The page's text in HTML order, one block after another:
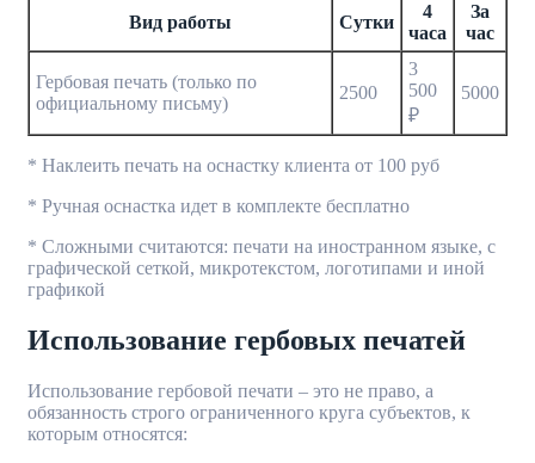
Вид работы Сутки
4
часа
За
час
Гербовая печать (только по
официальному письму)
2500
3
500
₽
5000
* Наклеить печать на оснастку клиента от 100 руб
* Ручная оснастка идет в комплекте бесплатно
* Сложными считаются: печати на иностранном языке, с
графической сеткой, микротекстом, логотипами и иной
графикой
Использование гербовых печатей
Использование гербовой печати – это не право, а
обязанность строго ограниченного круга субъектов, к
которым относятся: